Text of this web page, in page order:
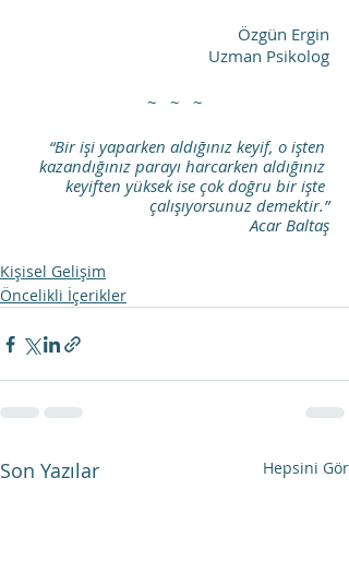
Özgün Ergin
Uzman Psikolog
~   ~   ~
“Bir işi yaparken aldığınız keyif, o işten
kazandığınız parayı harcarken aldığınız
keyiften yüksek ise çok doğru bir işte
çalışıyorsunuz demektir.”
Acar Baltaş
Kişisel Gelişim
Öncelikli İçerikler
Son Yazılar Hepsini Gör